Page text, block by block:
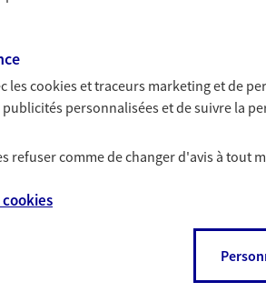
adaptée. AXA assurance
accompagnent dans vos
à Paris 6e
dans les agences AXA afin de
un 2 roues ? AXA assurance à Paris 6
nos conseillers à Paris 6
et de prise en charge.
lescookies et traceurs marketing et de
personnalisées et de suivre la
refuser comme de changer d'avis à tout
cookies